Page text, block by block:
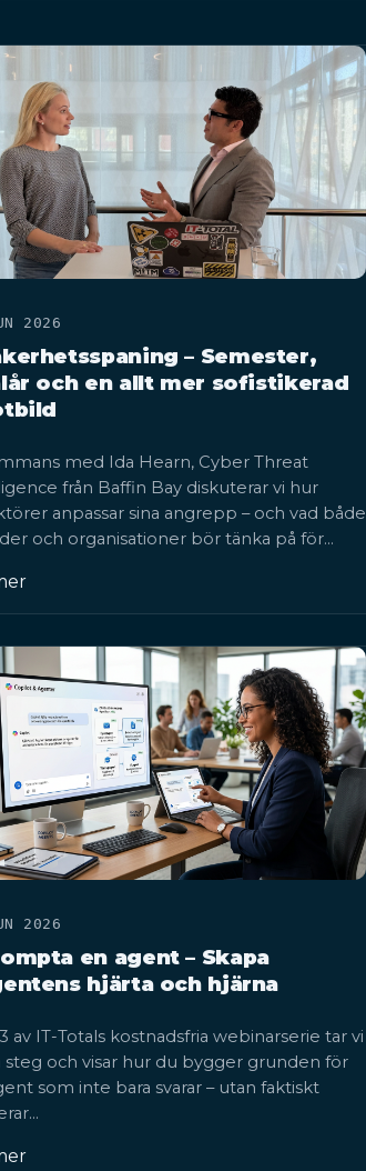
2026
– Semester,
och en allt mer sofistikerad
med Ida Hearn, Cyber Threat
från Baffin Bay diskuterar vi hur
anpassar sina angrepp – och vad både
och organisationer bör tänka på för…
2026
en agent – Skapa
hjärta och hjärna
av IT-Totals kostnadsfria webinarserie tar vi
steg och visar hur du bygger grunden för
som inte bara svarar – utan faktiskt